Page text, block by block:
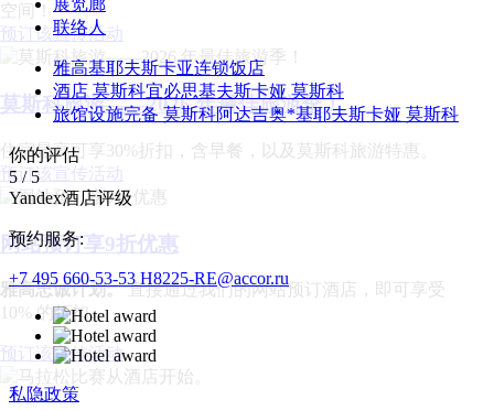
空间！
预订该宣传活动
莫斯科旅游——2026 年最佳旅游季！
住宿最高可享30%折扣，含早餐，以及莫斯科旅游特惠。
预订该宣传活动
网站预订享9折优惠
雅高忠诚计划。直接通过我们的网站预订酒店，即可享受
10% 的折扣。
预订该宣传活动
联络人
雅高基耶夫斯卡亚连锁饭店
酒店 莫斯科宜必思基夫斯卡娅 莫斯科
旅馆设施完备 莫斯科阿达吉奥*基耶夫斯卡娅 莫斯科
你的评估
5 / 5
Yandex酒店评级
预约服务:
+7 495 660-53-53H8225-RE@accor.ru
私隐政策